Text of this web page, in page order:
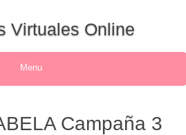
Virtuales Online
Menu
Campaña 3